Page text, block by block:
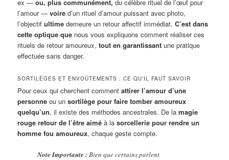
ex —ou, plus communément, du célèbre rituel de l’œuf pour
l’amour —voire d’un rituel d’amour puissant avec photo,
l’objectifultime demeure un retour affectif immédiat.C’est dans
cette optique que nous vous expliquons comment réaliser ces
rituels de retour amoureux,tout en garantissant une pratique
effectuée sans danger.
SORTILÈGES ET ENVOÛTEMENTS : CE QU’IL FAUT SAVOIR
Pour ceux qui cherchent commentattirer l’amour d’une
personne ou unsortilège pour faire tomber amoureux
quelqu’un, il existe des méthodes ancestrales. De lamagie
rouge retour de l’être aimé à lasorcellerie pour rendre un
homme fou amoureux, chaque geste compte.
Note Importante :Bien que certains parlent